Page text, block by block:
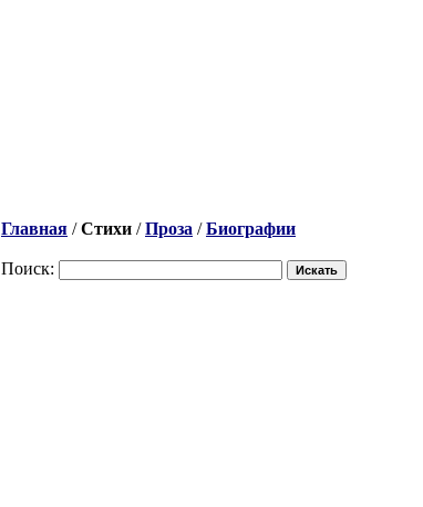
Главная /Стихи /Проза /Биографии
Поиск: